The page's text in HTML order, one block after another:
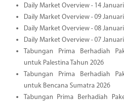
Daily Market Overview - 14
Daily Market Overview - 09
Daily Market Overview - 08
Daily Market Overview - 07
Tabungan Prima Berhadiah
untuk Palestina Tahun 2026
Tabungan Prima Berhadiah
untuk Bencana Sumatra 2026
Tabungan Prima Berhadiah